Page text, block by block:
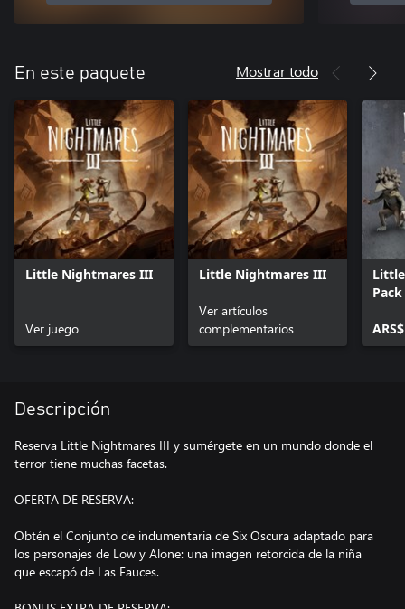
En este paquete Mostrar todo
Little Nightmares III
Ver juego
Little Nightmares III
Ver artículos
complementarios
Descripción
Reserva Little Nightmares III y sumérgete en un mundo donde el
terror tiene muchas facetas.
OFERTA DE RESERVA:
Obtén el Conjunto de indumentaria de Six Oscura adaptado para
los personajes de Low y Alone: una imagen retorcida de la niña
que escapó de Las Fauces.